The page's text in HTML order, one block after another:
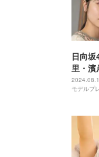
日向
里・濱
モデルプ